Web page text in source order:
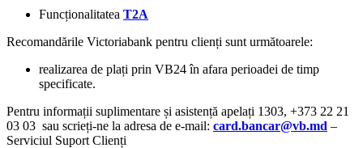
Funcționalitatea T2A
Recomandările Victoriabank pentru clienți sunt următoarele:
realizarea de plați prin VB24 în afara perioadei de timp
specificate.
Pentru informații suplimentare și asistență apelați 1303, +373 22 21
03 03 sau scrieți-ne la adresa de e-mail: card.bancar@vb.md –
Serviciul Suport Clienți